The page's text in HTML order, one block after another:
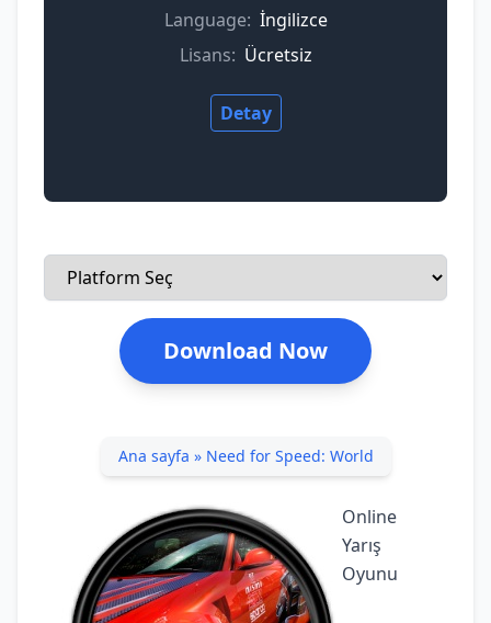
Language: İngilizce
Lisans: Ücretsiz
Detay
Download Now
Ana sayfa » Need for Speed: World
Online
Yarış
Oyunu